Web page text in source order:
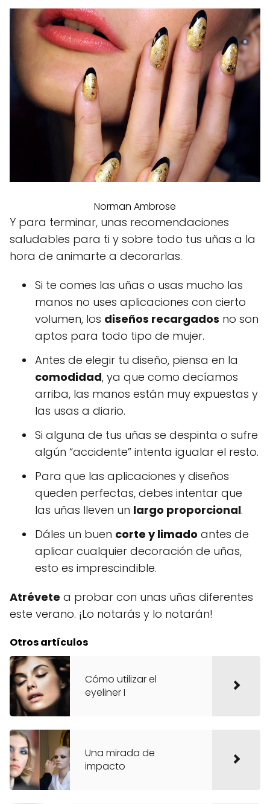
Norman Ambrose
Y para terminar, unas recomendaciones
saludables para ti y sobre todo tus uñas a la
hora de animarte a decorarlas.
Si te comes las uñas o usas mucho las
manos no uses aplicaciones con cierto
volumen, los diseños recargados no son
aptos para todo tipo de mujer.
Antes de elegir tu diseño, piensa en la
comodidad, ya que como decíamos
arriba, las manos están muy expuestas y
las usas a diario.
Si alguna de tus uñas se despinta o sufre
algún “accidente” intenta igualar el resto.
Para que las aplicaciones y diseños
queden perfectas, debes intentar que
las uñas lleven un largo proporcional.
Dáles un buen corte y limado antes de
aplicar cualquier decoración de uñas,
esto es imprescindible.
Atrévete a probar con unas uñas diferentes
este verano. ¡Lo notarás y lo notarán!
Otros artículos
Cómo utilizar el
eyeliner I
Una mirada de
impacto